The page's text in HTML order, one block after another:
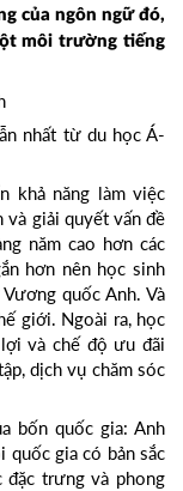
của ngôn ngữ đó,
môi trường tiếng
nhất từ du học Á-
khả năng làm việc
và giải quyết vấn đề
năm cao hơn các
hơn nên học sinh
quốc Anh. Và
giới. Ngoài ra, học
và chế độ ưu đãi
dịch vụ chăm sóc
bốn quốc gia: Anh
quốc gia có bản sắc
đặc trưng và phong